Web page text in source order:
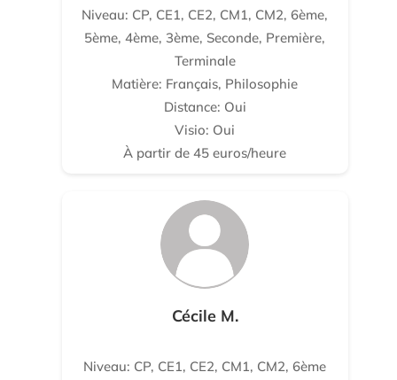
Niveau: CP, CE1, CE2, CM1, CM2, 6ème,
5ème, 4ème, 3ème, Seconde, Première,
Terminale
Matière: Français, Philosophie
Distance: Oui
Visio: Oui
À partir de 45 euros/heure
Cécile M.
Niveau: CP, CE1, CE2, CM1, CM2, 6ème